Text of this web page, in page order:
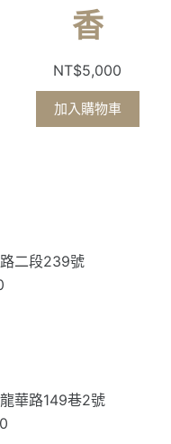
香
NT$5,000
加入購物車
二段239號
華路149巷2號